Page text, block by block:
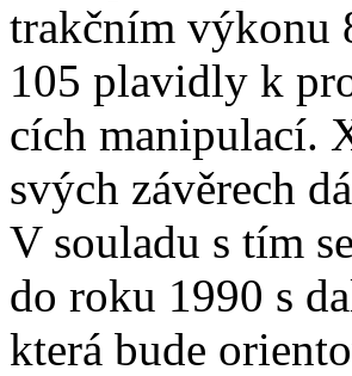
trakčním výkonu
105 plavidly k
cích manipulací.
svých závěrech
V souladu s tím
do roku 1990 s
která bude